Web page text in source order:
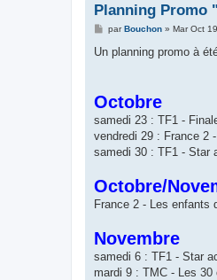
Planning Promo
M
s
parBouchon» Mar Oct
Un planning promo à
Octobre
samedi 23 : TF1 -
vendredi 29 : France 2
samedi 30 : TF1 - Star
Octobre/
France 2 - Les enfants
Novembre
samedi 6 : TF1 - Star
mardi 9 : TMC - Les